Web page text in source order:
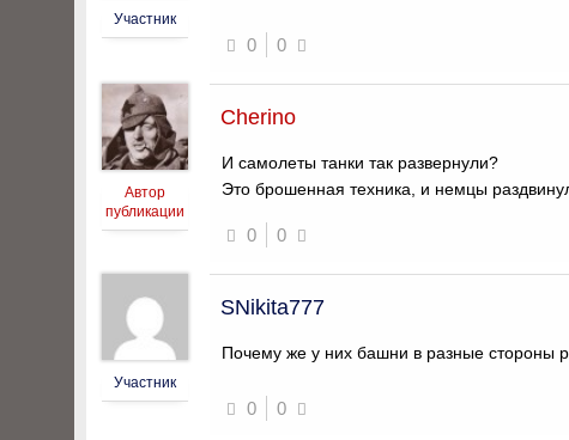
Участник
0 0
Автор
публикации
Cherino
И самолеты танки так развернули?
Это брошенная техника, и немцы
0 0
Участник
SNikita777
Почему же у них башни в разные стороны
0 0